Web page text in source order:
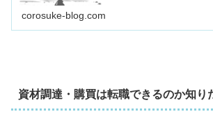
corosuke-blog.com
資材調達・購買は転職できるのか知り